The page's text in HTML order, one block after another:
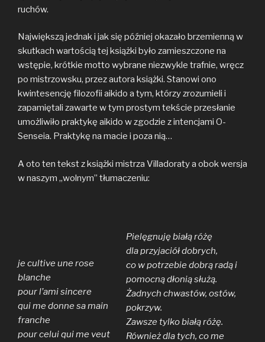
ruchów.
Największą jednak i jak się później okazało brzemienną w
skutkach wartością tej książki było zamieszczone na
wstępie, krótkie motto wybrane niezwykle trafnie, wręcz
po mistrzowsku, przez autora książki. Stanowi ono
kwintesencję filozofii aikido a tym, którzy zrozumieli i
zapamiętali zawarte w tym prostym tekście przesłanie
umożliwiło praktykę aikido w zgodzie z intencjami O-
Senseia. Praktykę na macie i poza nią…
A oto ten tekst z książki mistrza Villadoraty a obok wersja
w naszym „wolnym” tłumaczeniu:
je cultive une rose
blanche
pour l’ami sincere
qui me donne sa main
franche
pour celui qui me veut
Pielęgnuję białą różę
dla przyjaciół dobrych,
co w potrzebie dobrą radą i
pomocną dłonią służą.
Żadnych chwastów, ostów,
pokrzyw.
Zawsze tylko białą różę.
Również dla tych, co me